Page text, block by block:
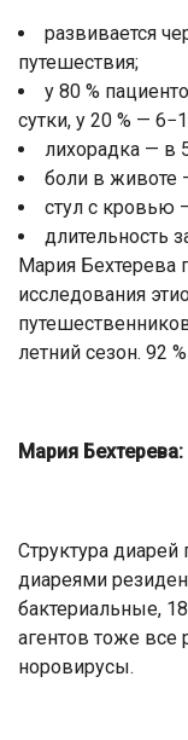
развивается
путешествия;
у 80 %
сутки, у 20 % —
лихорадка — в
боли в животе
стул с кровью
длительность
Мария Бехтерева
исследования
летний сезон. 92
Мария Бехтерева:
Структура
диареями
бактериальные,
агентов тоже все
норовирусы.